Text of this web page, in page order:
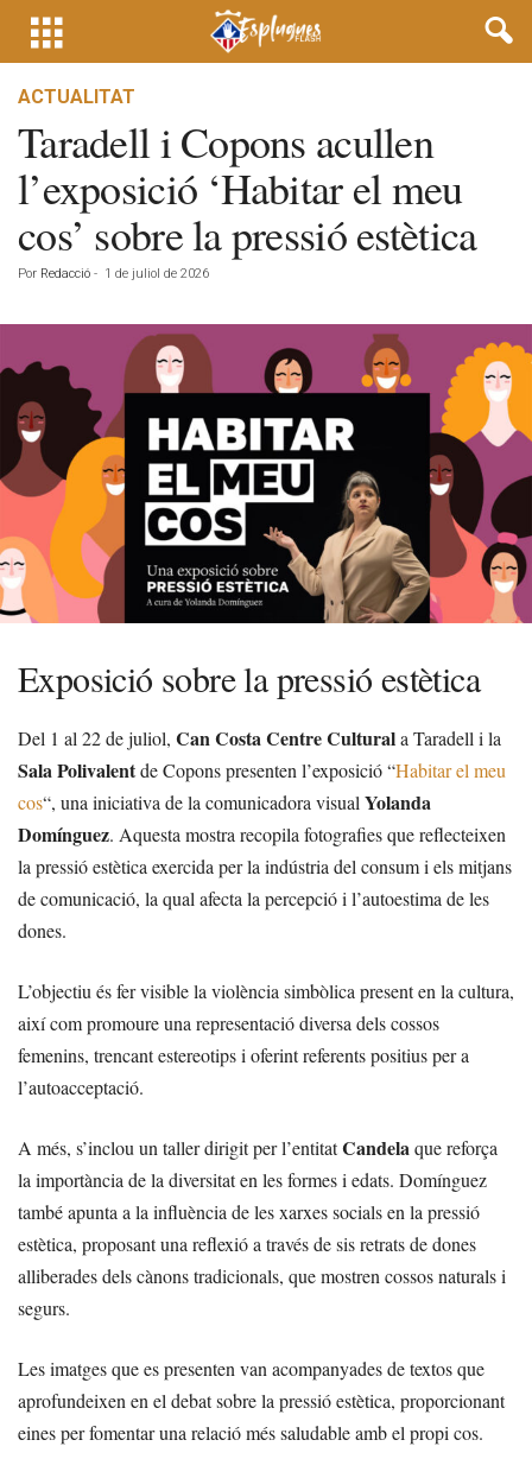
ACTUALITAT
Taradell i Copons acullen
l’exposició ‘Habitar el meu
cos’ sobre la pressió estètica
Por Redacció - 1 de juliol de 2026
Exposició sobre la pressió estètica
Del 1 al 22 de juliol, Can Costa Centre Culturala Taradell i la
Sala Polivalentde Copons presenten l’exposició “Habitar el meu
cos“, una iniciativa de la comunicadora visual Yolanda
Domínguez. Aquesta mostra recopila fotografies que reflecteixen
la pressió estètica exercida per la indústria del consum i els mitjans
de comunicació, la qual afecta la percepció i l’autoestima de les
dones.
L’objectiu és fer visible la violència simbòlica present en la cultura,
així com promoure una representació diversa dels cossos
femenins, trencant estereotips i oferint referents positius per a
l’autoacceptació.
A més, s’inclou un taller dirigit per l’entitatCandelaque reforça
la importància de la diversitat en les formes i edats. Domínguez
també apunta a la influència de les xarxes socials en la pressió
estètica, proposant una reflexió a través de sis retrats de dones
alliberades dels cànons tradicionals, que mostren cossos naturals i
segurs.
Les imatges que es presenten van acompanyades de textos que
aprofundeixen en el debat sobre la pressió estètica, proporcionant
eines per fomentar una relació més saludable amb el propi cos.